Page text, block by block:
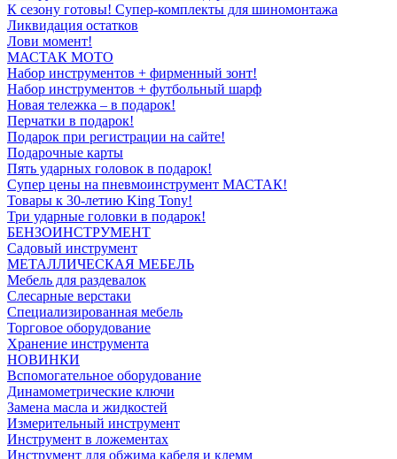
К сезону готовы! Супер-комплекты для шиномонтажа
Ликвидация остатков
Лови момент!
МАСТАК МОТО
Набор инструментов + фирменный зонт!
Набор инструментов + футбольный шарф
Новая тележка – в подарок!
Перчатки в подарок!
Подарок при регистрации на сайте!
Подарочные карты
Пять ударных головок в подарок!
Супер цены на пневмоинструмент МАСТАК!
Товары к 30-летию King Tony!
Три ударные головки в подарок!
БЕНЗОИНСТРУМЕНТ
Садовый инструмент
МЕТАЛЛИЧЕСКАЯ МЕБЕЛЬ
Мебель для раздевалок
Слесарные верстаки
Специализированная мебель
Торговое оборудование
Хранение инструмента
НОВИНКИ
Вспомогательное оборудование
Динамометрические ключи
Замена масла и жидкостей
Измерительный инструмент
Инструмент в ложементах
Инструмент для обжима кабеля и клемм